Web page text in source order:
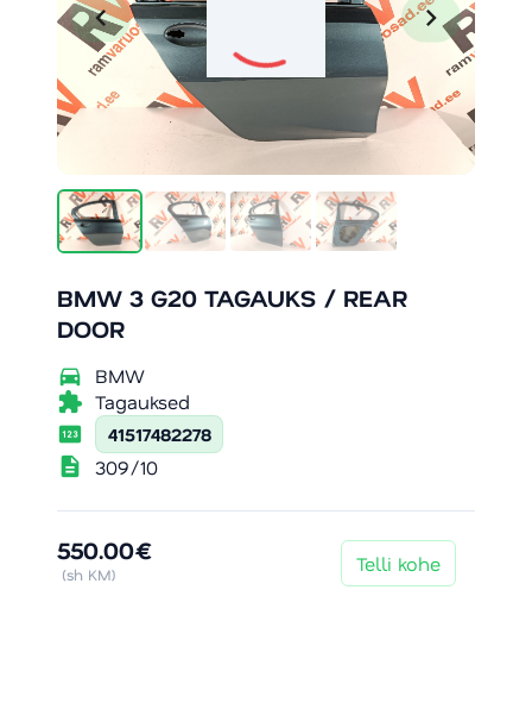
chevron_left chevron_right
BMW 3 G20 TAGAUKS / REAR
DOOR
directions_car BMW
extension Tagauksed
pin 41517482278
description 309/10
550.00€
(sh KM) Telli kohe